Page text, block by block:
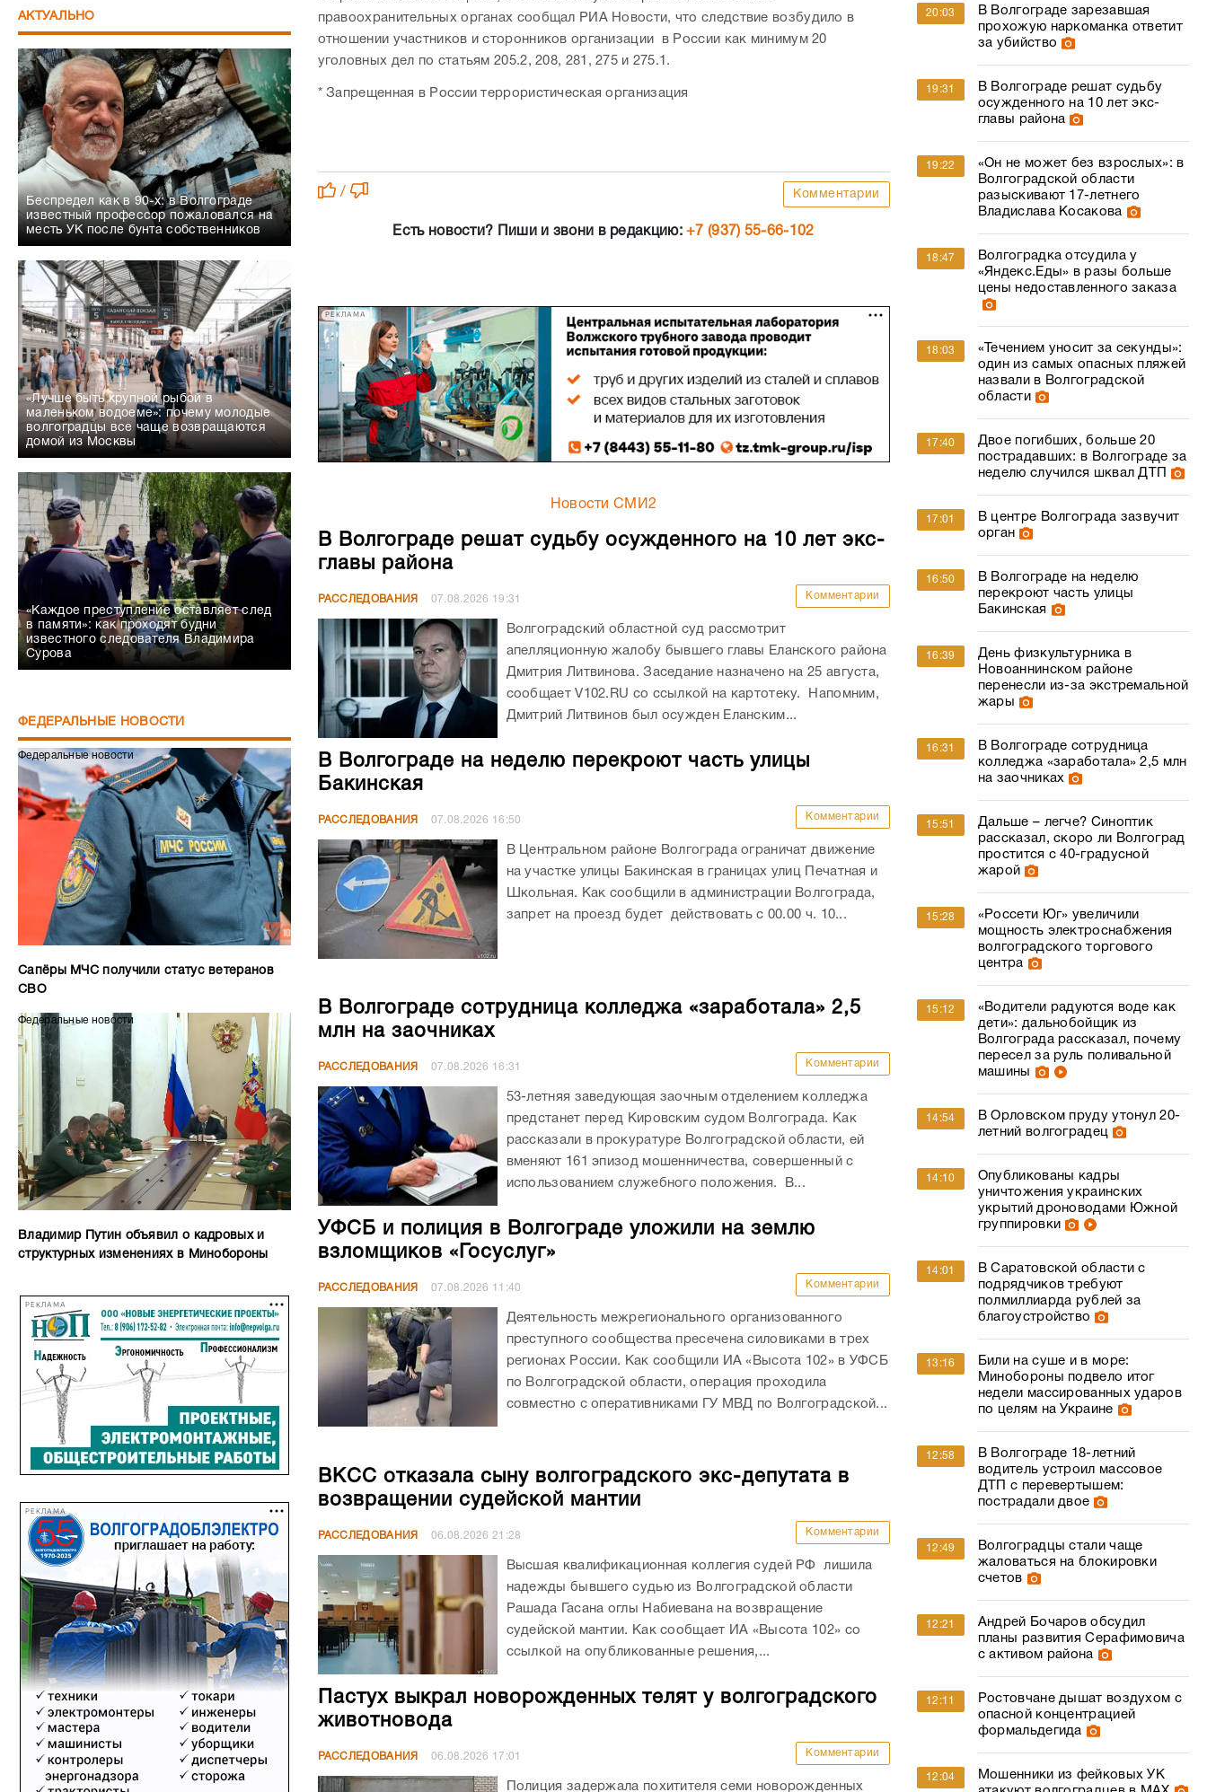
АКТУАЛЬНО
Беспредел как в 90-х: в Волгограде
известный профессор пожаловался на
месть УК после бунта собственников
«Лучше быть крупной рыбой в
маленьком водоеме»: почему молодые
волгоградцы все чаще возвращаются
домой из Москвы
«Каждое преступление оставляет след
в памяти»: как проходят будни
известного следователя Владимира
Сурова
ФЕДЕРАЛЬНЫЕ НОВОСТИ
Федеральные новости
Сапёры МЧС получили статус ветеранов
СВО
Федеральные новости
Владимир Путин объявил о кадровых и
структурных изменениях в Минобороны
РЕКЛАМА
РЕКЛАМА
правоохранительных органах сообщал РИА Новости, что следствие возбудило в
отношении участников и сторонников организации в России как минимум 20
уголовных дел по статьям 205.2, 208, 281, 275 и 275.1.
* Запрещенная в России террористическая организация
/ Комментарии
Есть новости? Пиши и звони в редакцию:+7 (937) 55-66-102
РЕКЛАМА
Новости СМИ2
В Волгограде решат судьбу осужденного на 10 лет экс-
главы района
РАССЛЕДОВАНИЯ 07.08.2026 19:31 Комментарии
Волгоградский областной суд рассмотрит
апелляционную жалобу бывшего главы Еланского района
Дмитрия Литвинова. Заседание назначено на 25 августа,
сообщает V102.RU со ссылкой на картотеку. Напомним,
Дмитрий Литвинов был осужден Еланским...
В Волгограде на неделю перекроют часть улицы
Бакинская
РАССЛЕДОВАНИЯ 07.08.2026 16:50 Комментарии
В Центральном районе Волгограда ограничат движение
на участке улицы Бакинская в границах улиц Печатная и
Школьная. Как сообщили в администрации Волгограда,
запрет на проезд будет действовать с 00.00 ч. 10...
В Волгограде сотрудница колледжа «заработала» 2,5
млн на заочниках
РАССЛЕДОВАНИЯ 07.08.2026 16:31 Комментарии
53-летняя заведующая заочным отделением колледжа
предстанет перед Кировским судом Волгограда. Как
рассказали в прокуратуре Волгоградской области, ей
вменяют 161 эпизод мошенничества, совершенный с
использованием служебного положения. В...
УФСБ и полиция в Волгограде уложили на землю
взломщиков «Госуслуг»
РАССЛЕДОВАНИЯ 07.08.2026 11:40 Комментарии
Деятельность межрегионального организованного
преступного сообщества пресечена силовиками в трех
регионах России. Как сообщили ИА «Высота 102» в УФСБ
по Волгоградской области, операция проходила
совместно с оперативниками ГУ МВД по Волгоградской...
ВКСС отказала сыну волгоградского экс-депутата в
возвращении судейской мантии
РАССЛЕДОВАНИЯ 06.08.202621:28 Комментарии
Высшая квалификационная коллегия судей РФ лишила
надежды бывшего судью из Волгоградской области
Рашада Гасана оглы Набиевана на возвращение
судейской мантии. Как сообщает ИА «Высота 102» со
ссылкой на опубликованные решения,...
Пастух выкрал новорожденных телят у волгоградского
животновода
РАССЛЕДОВАНИЯ 06.08.2026 17:01 Комментарии
Полиция задержала похитителя семи новорожденных
20:03
В Волгограде зарезавшая
прохожую наркоманка ответит
за убийство
19:31
В Волгограде решат судьбу
осужденного на 10 лет экс-
главы района
19:22
«Он не может без взрослых»: в
Волгоградской области
разыскивают 17-летнего
Владислава Косакова
18:47
Волгоградка отсудила у
«Яндекс.Еды» в разы больше
цены недоставленного заказа
18:03
«Течением уносит за секунды»:
один из самых опасных пляжей
назвали в Волгоградской
области
17:40
Двое погибших, больше 20
пострадавших: в Волгограде за
неделю случился шквал ДТП
17:01
В центре Волгограда зазвучит
орган
16:50
В Волгограде на неделю
перекроют часть улицы
Бакинская
16:39
День физкультурника в
Новоаннинском районе
перенесли из-за экстремальной
жары
16:31
В Волгограде сотрудница
колледжа «заработала» 2,5 млн
на заочниках
15:51
Дальше – легче? Синоптик
рассказал, скоро ли Волгоград
простится с 40-градусной
жарой
15:28
«Россети Юг» увеличили
мощность электроснабжения
волгоградского торгового
центра
15:12
«Водители радуются воде как
дети»: дальнобойщик из
Волгограда рассказал, почему
пересел за руль поливальной
машины
14:54
В Орловском пруду утонул 20-
летний волгоградец
14:10
Опубликованы кадры
уничтожения украинских
укрытий дроноводами Южной
группировки
14:01
В Саратовской области с
подрядчиков требуют
полмиллиарда рублей за
благоустройство
13:16
Били на суше и в море:
Минобороны подвело итог
недели массированных ударов
по целям на Украине
12:58
В Волгограде 18-летний
водитель устроил массовое
ДТП с перевертышем:
пострадали двое
12:49
Волгоградцы стали чаще
жаловаться на блокировки
счетов
12:21
Андрей Бочаров обсудил
планы развития Серафимовича
с активом района
12:11
Ростовчане дышат воздухом с
опасной концентрацией
формальдегида
12:04
Мошенники из фейковых УК